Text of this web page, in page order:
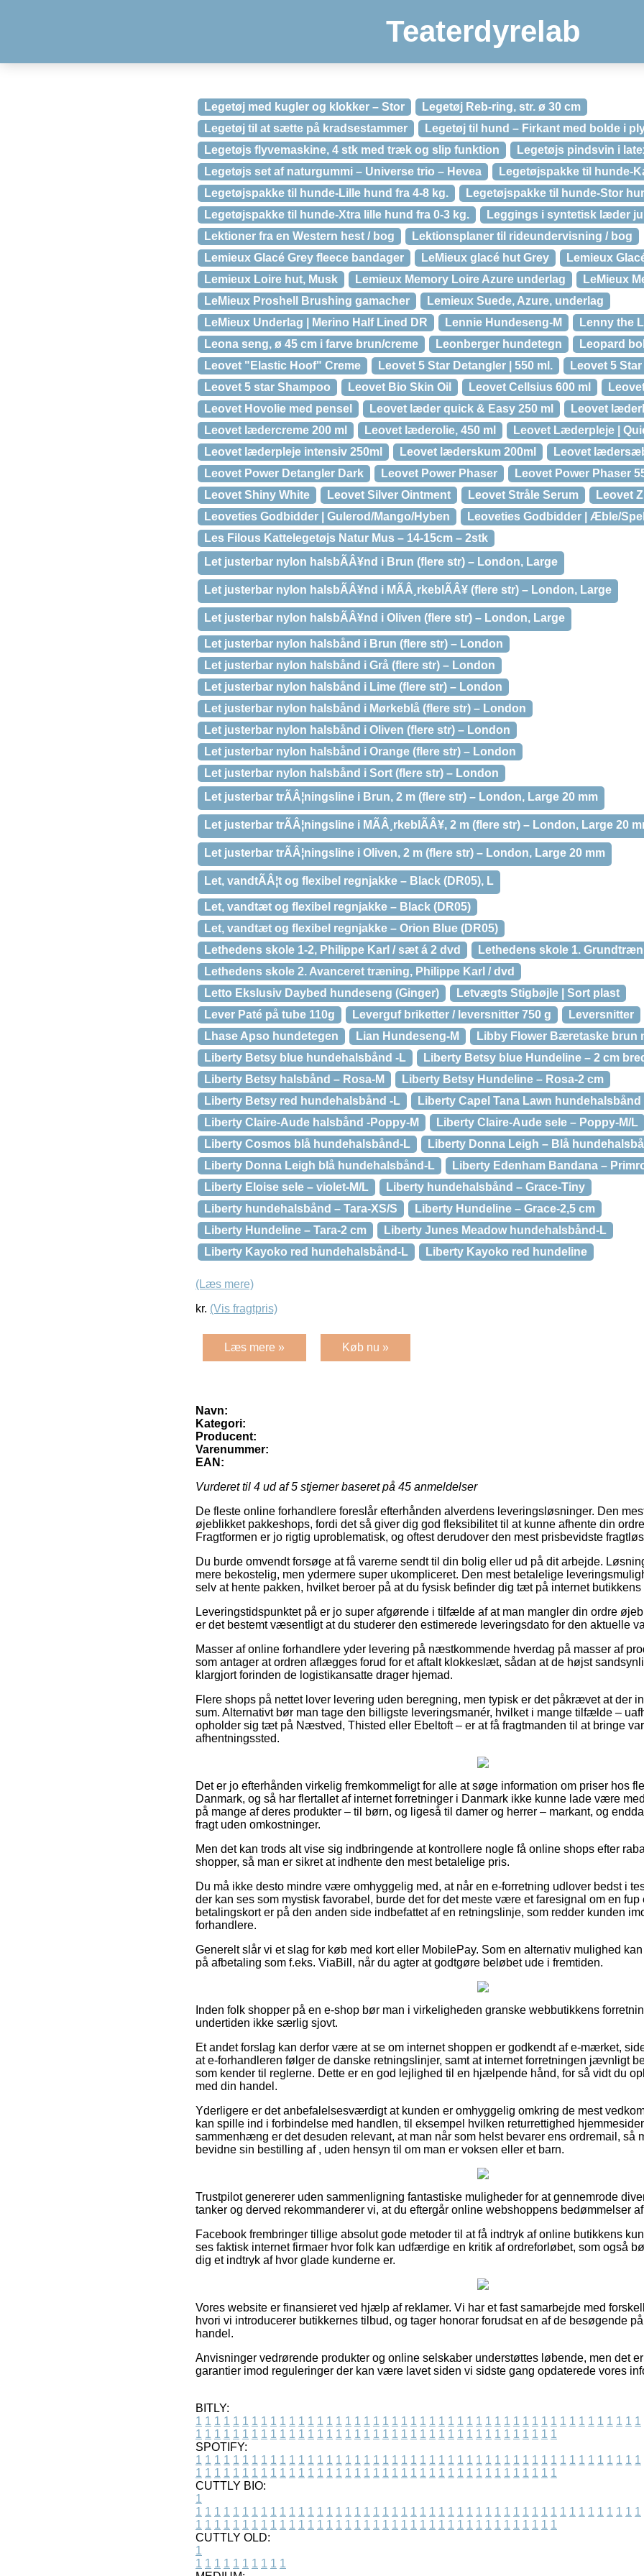
Teaterdyrelab
Legetøj med kugler og klokker – Stor
Legetøj Reb-ring, str. ø 30 cm
Legetøj til at sætte på kradsestammer
Legetøj til hund – Firkant med bolde i
Legetøjs flyvemaskine, 4 stk med træk og slip funktion
Legetøjs pindsvin i
Legetøjs set af naturgummi – Universe trio – Hevea
Legetøjspakke til hunde-
Legetøjspakke til hunde-Lille hund fra 4-8 kg.
Legetøjspakke til hunde-Stor
Legetøjspakke til hunde-Xtra lille hund fra 0-3 kg.
Leggings i syntetisk læder
Lektioner fra en Western hest / bog
Lektionsplaner til rideundervisning / bog
Lemieux Glacé Grey fleece bandager
LeMieux glacé hut Grey
Lemieux
Lemieux Loire hut, Musk
Lemieux Memory Loire Azure underlag
LeMieux
LeMieux Proshell Brushing gamacher
Lemieux Suede, Azure, underlag
LeMieux Underlag | Merino Half Lined DR
Lennie Hundeseng-M
Lenny the
Leona seng, ø 45 cm i farve brun/creme
Leonberger hundetegn
Leopard
Leovet "Elastic Hoof" Creme
Leovet 5 Star Detangler | 550 ml.
Leovet 5
Leovet 5 star Shampoo
Leovet Bio Skin Oil Leovet Cellsius 600 ml
Leovet Hovolie med pensel
Leovet læder quick & Easy 250 ml
Leovet
Leovet lædercreme 200 ml
Leovet læderolie, 450 ml
Leovet Læderpleje |
Leovet læderpleje intensiv 250ml
Leovet læderskum 200ml
Leovet
Leovet Power Detangler Dark
Leovet Power Phaser
Leovet Power Phaser
Leovet Shiny White
Leovet Silver Ointment Leovet Stråle Serum
Leovet
Leoveties Godbidder | Gulerod/Mango/Hyben
Leoveties Godbidder | Æble/
Les Filous Kattelegetøjs Natur Mus – 14-15cm – 2stk
Let justerbar nylon halsbÃÂ¥nd i Brun (flere str) – London, Large
Let justerbar nylon halsbÃÂ¥nd i MÃÂ¸rkeblÃÂ¥ (flere str) – London, Large
Let justerbar nylon halsbÃÂ¥nd i Oliven (flere str) – London, Large
Let justerbar nylon halsbånd i Brun (flere str) – London
Let justerbar nylon halsbånd i Grå (flere str) – London
Let justerbar nylon halsbånd i Lime (flere str) – London
Let justerbar nylon halsbånd i Mørkeblå (flere str) – London
Let justerbar nylon halsbånd i Oliven (flere str) – London
Let justerbar nylon halsbånd i Orange (flere str) – London
Let justerbar nylon halsbånd i Sort (flere str) – London
Let justerbar trÃÂ¦ningsline i Brun, 2 m (flere str) – London, Large 20 mm
Let justerbar trÃÂ¦ningsline i MÃÂ¸rkeblÃÂ¥, 2 m (flere str) – London, Large 20
Let justerbar trÃÂ¦ningsline i Oliven, 2 m (flere str) – London, Large 20 mm
Let, vandtÃÂ¦t og flexibel regnjakke – Black (DR05), L
Let, vandtæt og flexibel regnjakke – Black (DR05)
Let, vandtæt og flexibel regnjakke – Orion Blue (DR05)
Lethedens skole 1-2, Philippe Karl / sæt á 2 dvd
Lethedens skole 1.
Lethedens skole 2. Avanceret træning, Philippe Karl / dvd
Letto Ekslusiv Daybed hundeseng (Ginger)
Letvægts Stigbøjle | Sort plast
Lever Paté på tube 110g
Leverguf briketter / leversnitter 750 g
Leversnitter
Lhase Apso hundetegen
Lian Hundeseng-M
Libby Flower Bæretaske brun
Liberty Betsy blue hundehalsbånd -L
Liberty Betsy blue Hundeline – 2 cm
Liberty Betsy halsbånd – Rosa-M
Liberty Betsy Hundeline – Rosa-2 cm
Liberty Betsy red hundehalsbånd -L
Liberty Capel Tana Lawn hundehalsbånd
Liberty Claire-Aude halsbånd -Poppy-M
Liberty Claire-Aude sele – Poppy-M/L
Liberty Cosmos blå hundehalsbånd-L
Liberty Donna Leigh – Blå
Liberty Donna Leigh blå hundehalsbånd-L
Liberty Edenham Bandana –
Liberty Eloise sele – violet-M/L
Liberty hundehalsbånd – Grace-Tiny
Liberty hundehalsbånd – Tara-XS/S
Liberty Hundeline – Grace-2,5 cm
Liberty Hundeline – Tara-2 cm
Liberty Junes Meadow hundehalsbånd-L
Liberty Kayoko red hundehalsbånd-L
Liberty Kayoko red hundeline
(Læs mere)
kr. (Vis fragtpris)
Læs mere » Køb nu »
Navn:
Kategori:
Producent:
Varenummer:
EAN:
Vurderet til 4 ud af 5 stjerner baseret på 45 anmeldelser
De fleste online forhandlere foreslår efterhånden alverdens leveringsløsninger. Den
øjeblikket pakkeshops, fordi det så giver dig god fleksibilitet til at kunne afhente din
Fragtformen er jo rigtig uproblematisk, og oftest derudover den mest prisbevidste
Du burde omvendt forsøge at få varerne sendt til din bolig eller ud på dit arbejde.
mere bekostelig, men ydermere super ukompliceret. Den mest betalelige
selv at hente pakken, hvilket beroer på at du fysisk befinder dig tæt på internet butikkens
Leveringstidspunktet på er jo super afgørende i tilfælde af at man mangler din ordre
er det bestemt væsentligt at du studerer den estimerede leveringsdato for den aktuelle
Masser af online forhandlere yder levering på næstkommende hverdag på masser af
som antager at ordren aflægges forud for et aftalt klokkeslæt, sådan at de højst
klargjort forinden de logistikansatte drager hjemad.
Flere shops på nettet lover levering uden beregning, men typisk er det påkrævet at der
sum. Alternativt bør man tage den billigste leveringsmanér, hvilket i mange tilfælde –
opholder sig tæt på Næstved, Thisted eller Ebeltoft – er at få fragtmanden til at bringe
afhentningssted.
Det er jo efterhånden virkelig fremkommeligt for alle at søge information om priser hos
Danmark, og så har flertallet af internet forretninger i Danmark ikke kunne lade være
på mange af deres produkter – til børn, og ligeså til damer og herrer – markant, og
fragt uden omkostninger.
Men det kan trods alt vise sig indbringende at kontrollere nogle få online shops efter
shopper, så man er sikret at indhente den mest betalelige pris.
Du må ikke desto mindre være omhyggelig med, at når en e-forretning udlover bedst i
der kan ses som mystisk favorabel, burde det for det meste være et faresignal om en
betalingskort er på den anden side indbefattet af en retningslinje, som redder kunden
forhandlere.
Generelt slår vi et slag for køb med kort eller MobilePay. Som en alternativ mulighed
på afbetaling som f.eks. ViaBill, når du agter at godtgøre beløbet ude i fremtiden.
Inden folk shopper på en e-shop bør man i virkeligheden granske webbutikkens
undertiden ikke særlig sjovt.
Et andet forslag kan derfor være at se om internet shoppen er godkendt af e-mærket,
at e-forhandleren følger de danske retningslinjer, samt at internet forretningen jævnligt
som kender til reglerne. Dette er en god lejlighed til en hjælpende hånd, for så vidt du
med din handel.
Yderligere er det anbefalelsesværdigt at kunden er omhyggelig omkring de mest
kan spille ind i forbindelse med handlen, til eksempel hvilken returrettighed
sammenhæng er det desuden relevant, at man når som helst bevarer ens ordremail, så
bevidne sin bestilling af , uden hensyn til om man er voksen eller et barn.
Trustpilot genererer uden sammenligning fantastiske muligheder for at gennemrode
tanker og derved rekommanderer vi, at du eftergår online webshoppens bedømmelser
Facebook frembringer tillige absolut gode metoder til at få indtryk af online butikkens
ses faktisk internet firmaer hvor folk kan udfærdige en kritik af ordreforløbet, som også
dig et indtryk af hvor glade kunderne er.
Vores website er finansieret ved hjælp af reklamer. Vi har et fast samarbejde med
hvori vi introducerer butikkernes tilbud, og tager honorar forudsat en af de besøgende
handel.
Anvisninger vedrørende produkter og online selskaber understøttes løbende, men det
garantier imod reguleringer der kan være lavet siden vi sidste gang opdaterede vores
BITLY:
1 1 1 1 1 1 1 1 1 1 1 1 1 1 1 1 1 1 1 1 1 1 1 1 1 1 1 1 1 1 1 1 1 1 1 1 1 1 1 1 1 1 1 1 1 1 1 1
1 1 1 1 1 1 1 1 1 1 1 1 1 1 1 1 1 1 1 1 1 1 1 1 1 1 1 1 1 1 1 1 1 1 1 1 1 1 1
SPOTIFY:
1 1 1 1 1 1 1 1 1 1 1 1 1 1 1 1 1 1 1 1 1 1 1 1 1 1 1 1 1 1 1 1 1 1 1 1 1 1 1 1 1 1 1 1 1 1 1 1
1 1 1 1 1 1 1 1 1 1 1 1 1 1 1 1 1 1 1 1 1 1 1 1 1 1 1 1 1 1 1 1 1 1 1 1 1 1 1
CUTTLY BIO:
1
1 1 1 1 1 1 1 1 1 1 1 1 1 1 1 1 1 1 1 1 1 1 1 1 1 1 1 1 1 1 1 1 1 1 1 1 1 1 1 1 1 1 1 1 1 1 1 1
1 1 1 1 1 1 1 1 1 1 1 1 1 1 1 1 1 1 1 1 1 1 1 1 1 1 1 1 1 1 1 1 1 1 1 1 1 1 1
CUTTLY OLD:
1
1 1 1 1 1 1 1 1 1 1